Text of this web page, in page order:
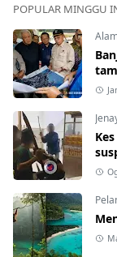
POPULAR MINGGU